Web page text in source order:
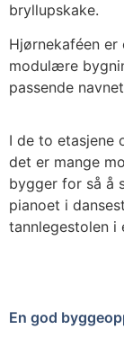
bryllupskake.
Hjørnekaféen
modulære
passende
I de to etasjene
det er mange
bygger for så å
pianoet i
tannlegestolen i
En god